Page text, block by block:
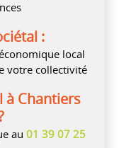
:
local
votre collectivité
à Chantiers
au 01 39 07 25